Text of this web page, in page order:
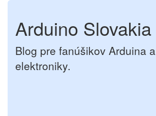
Arduino Slovakia
Blog pre fanúšikov Arduina a
elektroniky.